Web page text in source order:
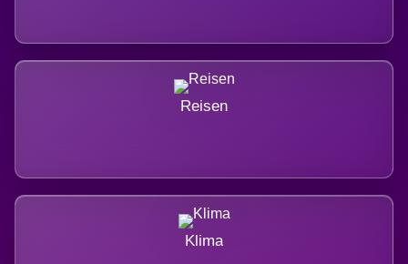
Reisen
Klima